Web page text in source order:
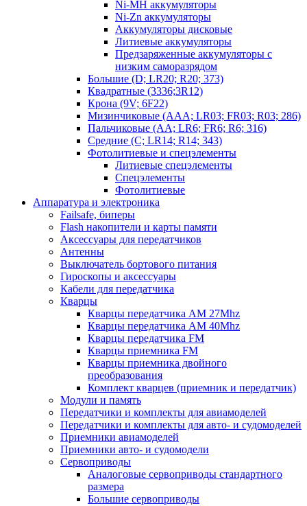
Ni-MH аккумуляторы
Ni-Zn аккумуляторы
Аккумуляторы дисковые
Литиевые аккумуляторы
Предзаряженные аккумуляторы с
низким саморазрядом
Большие (D; LR20; R20; 373)
Квадратные (3336;3R12)
Крона (9V; 6F22)
Мизинчиковые (AAA; LR03; FR03; R03; 286)
Пальчиковые (AA; LR6; FR6; R6; 316)
Средние (C; LR14; R14; 343)
Фотолитиевые и спецэлементы
Литиевые спецэлементы
Спецэлементы
Фотолитиевые
Аппаратура и электроника
Failsafe, биперы
Flash накопители и карты памяти
Аксессуары для передатчиков
Антенны
Выключатель бортового питания
Гироскопы и аксессуары
Кабели для передатчика
Кварцы
Кварцы передатчика AM 27Mhz
Кварцы передатчика AM 40Mhz
Кварцы передатчика FM
Кварцы приемника FM
Кварцы приемника двойного
преобразования
Комплект кварцев (приемник и передатчик)
Модули и память
Передатчики и комплекты для авиамоделей
Передатчики и комплекты для авто- и судомоделей
Приемники авиамоделей
Приемники авто- и судомодели
Сервоприводы
Аналоговые сервоприводы стандартного
размера
Большие сервоприводы